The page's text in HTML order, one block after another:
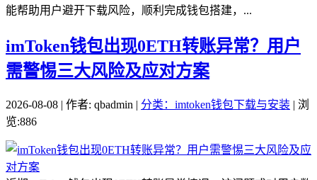
能帮助用户避开下载风险，顺利完成钱包搭建，...
imToken钱包出现0ETH转账异常？用户
需警惕三大风险及应对方案
2026-08-08 | 作者: qbadmin | 分类：imtoken钱包下载与安装 | 浏
览:886